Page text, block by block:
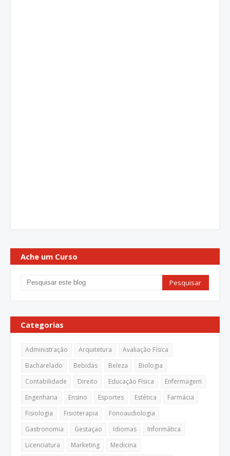
Ache um Curso
Categorias
Administração Arquitetura
Avaliação Física
Bacharelado
Bebidas Beleza
Biologia
Contabilidade
Direito Educação Física
Enfermagem
Engenharia
Ensino Esportes Estética
Farmácia
Fisiologia
Fisioterapia
Fonoaudiologia
Gastronomia
Gestaçao Idiomas
Informática
Licenciatura
Marketing
Medicina